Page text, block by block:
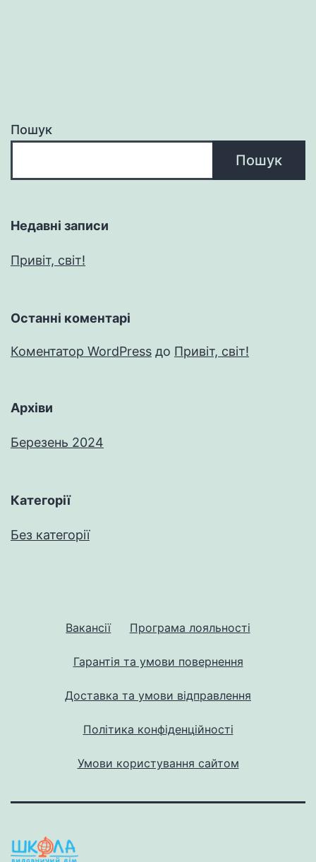
Пошук
Пошук
Недавні записи
Привіт, світ!
Останні коментарі
Коментатор WordPress до Привіт, світ!
Архіви
Березень 2024
Категорії
Без категорії
Вакансії Програма лояльності
Гарантія та умови повернення
Доставка та умови відправлення
Політика конфіденційності
Умови користування сайтом